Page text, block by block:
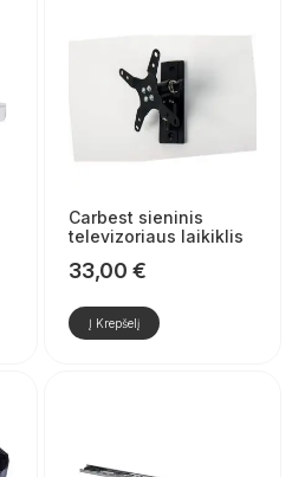
Carbest sieninis
televizoriaus laikiklis
33,00 €
Į Krepšelį